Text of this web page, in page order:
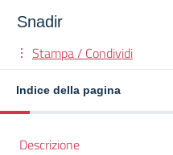
Snadir
Stampa / Condividi
Indice della pagina
Descrizione